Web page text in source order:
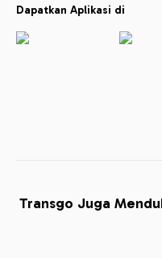
Dapatkan Aplikasi di
Transgo Juga